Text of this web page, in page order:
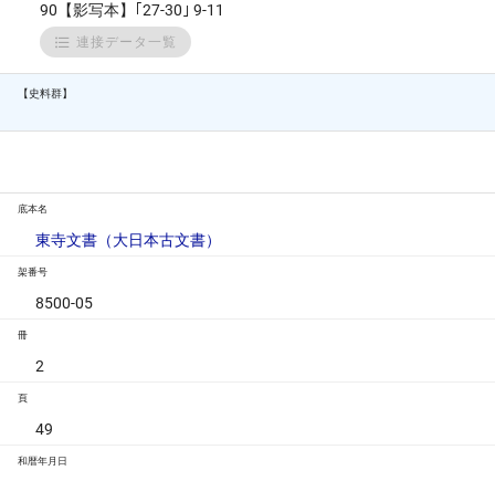
90【影写本】｢27-30｣ 9-11
連接データ一覧
【史料群】
底本名
東寺文書（大日本古文書）
架番号
8500-05
冊
2
頁
49
和暦年月日